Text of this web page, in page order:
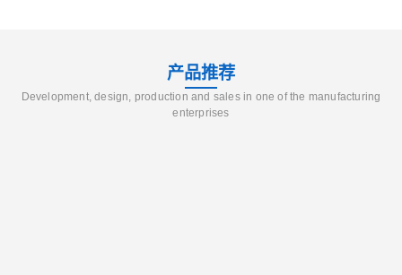
产品推荐
Development, design, production and sales in one of the manufacturing
enterprises